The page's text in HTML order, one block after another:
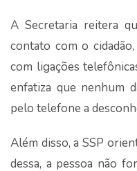
A Secretaria reitera
contato com o
com ligações
enfatiza que nenhum
pelo telefone a
Além disso, a SSP
dessa, a pessoa não